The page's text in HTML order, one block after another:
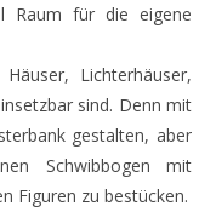
Raum für die eigene
Lichterhäuser,
sind. Denn mit
gestalten, aber
Schwibbogen mit
Figuren zu bestücken.